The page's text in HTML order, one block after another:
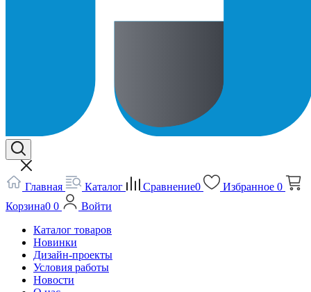
Главная Каталог Сравнение0 Избранное 0
Корзина0 0
Войти
Каталог товаров
Новинки
Дизайн-проекты
Условия работы
Новости